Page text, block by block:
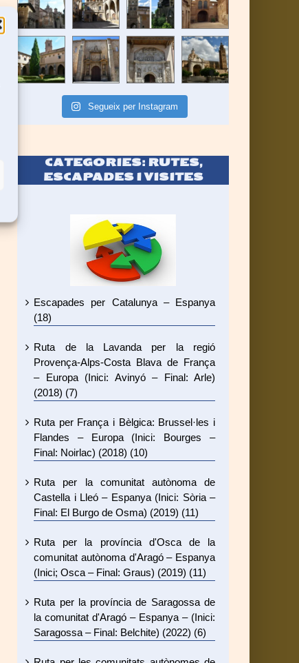
Segueix per Instagram
CATEGORIES: RUTES,
ESCAPADES I VISITES
Escapades per Catalunya – Espanya
(18)
Ruta de la Lavanda per la regió
Provença-Alps-Costa Blava de França
– Europa (Inici: Avinyó – Final: Arle)
(2018) (7)
Ruta per França i Bèlgica: Brussel·les i
Flandes – Europa (Inici: Bourges –
Final: Noirlac) (2018) (10)
Ruta per la comunitat autònoma de
Castella i Lleó – Espanya (Inici: Sòria –
Final: El Burgo de Osma) (2019) (11)
Ruta per la província d'Osca de la
comunitat autònoma d'Aragó – Espanya
(Inici; Osca – Final: Graus) (2019) (11)
Ruta per la província de Saragossa de
la comunitat d'Aragó – Espanya – (Inici:
Saragossa – Final: Belchite) (2022) (6)